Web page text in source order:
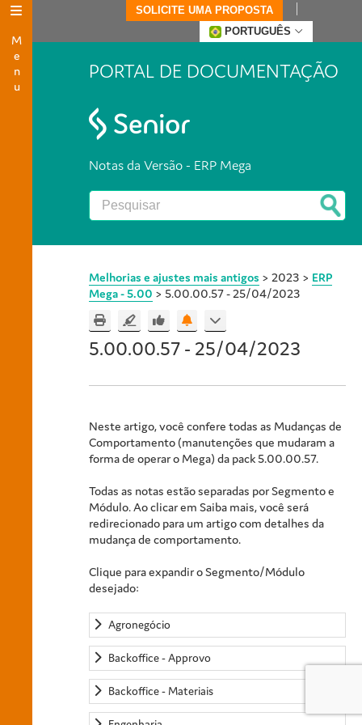
Menu
SOLICITE UMA PROPOSTA
PORTUGUÊS
PORTAL DE DOCUMENTAÇÃO
Notas da Versão - ERP Mega
Melhorias e ajustes mais antigos > 2023 > ERP
Mega - 5.00 > 5.00.00.57 - 25/04/2023
5.00.00.57 - 25/04/2023
Neste artigo, você confere todas as Mudanças de
Comportamento (manutenções que mudaram a
forma de operar o Mega) da pack 5.00.00.57.
Todas as notas estão separadas por Segmento e
Módulo. Ao clicar em Saiba mais, você será
redirecionado para um artigo com detalhes da
mudança de comportamento.
Clique para expandir o Segmento/Módulo
desejado:
Agronegócio
Backoffice - Approvo
Backoffice - Materiais